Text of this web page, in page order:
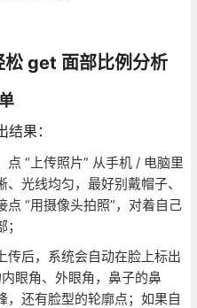
get 面部比例分析
果：
点 “上传照片” 从手机 / 电脑里
光线均匀，最好别戴帽子、
“用摄像头拍照”，对着自己
传后，系统会自动在脸上标出
眼角、外眼角，鼻子的鼻
，还有脸型的轮廓点；如果自